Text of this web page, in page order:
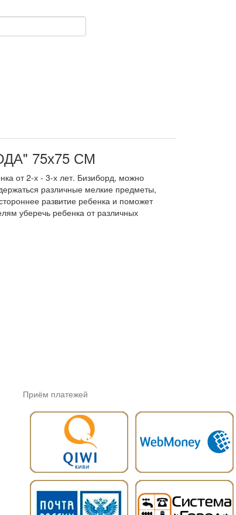
75х75 СМ
от 2-х - 3-х лет. Бизиборд, можно
различные мелкие предметы,
развитие ребенка и поможет
уберечь ребенка от различных
Приём платежей